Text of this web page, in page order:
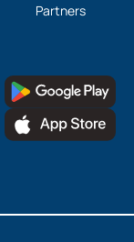
Partners